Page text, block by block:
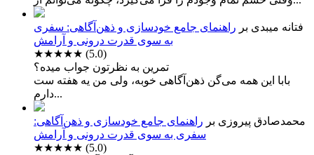
فتانه میبدی بر راهنمای جامع خودسازی و ذهن‌آگاهی: سفری
به سوی قدرت درونی و آرامش
★★★★★ (5.0)
تمرین به نظرتون جواب میده؟
بابا این همه می‌گن ذهن‌آگاهی خوبه، ولی من یه هفته ست
دارم...
محمدصادق پیروزی بر راهنمای جامع خودسازی و ذهن‌آگاهی:
سفری به سوی قدرت درونی و آرامش
★★★★★ (5.0)